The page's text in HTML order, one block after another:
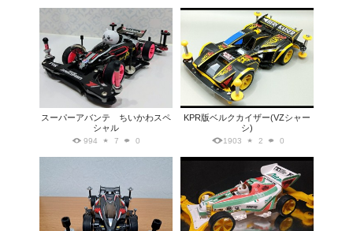
スーパーアバンテ ちいかわスペ
シャル
994 7 0
KPR版ベルクカイザー(VZシャー
シ)
1903 2 0